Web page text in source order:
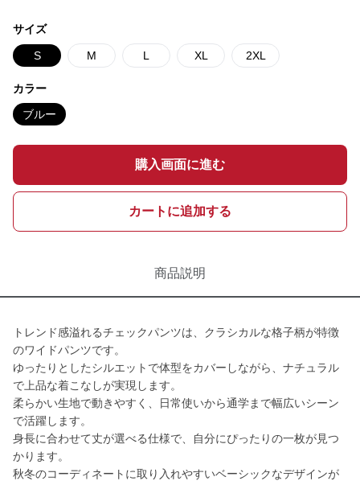
サイズ
S M L XL 2XL
カラー
ブルー
購入画面に進む
カートに追加する
商品説明
トレンド感溢れるチェックパンツは、クラシカルな格子柄が特徴
のワイドパンツです。
ゆったりとしたシルエットで体型をカバーしながら、ナチュラル
で上品な着こなしが実現します。
柔らかい生地で動きやすく、日常使いから通学まで幅広いシーン
で活躍します。
身長に合わせて丈が選べる仕様で、自分にぴったりの一枚が見つ
かります。
秋冬のコーディネートに取り入れやすいベーシックなデザインが